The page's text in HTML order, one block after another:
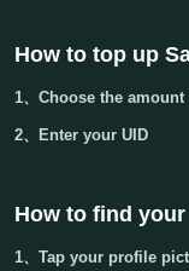
How to top up
1、Choose the
2、Enter your UID
How to find your
1、Tap your profile